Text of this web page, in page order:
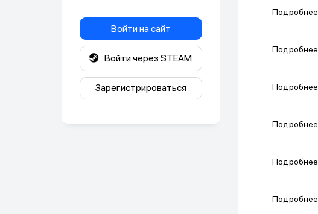
Подробнее
Подробнее
Подробнее
Подробнее
Подробнее
Подробнее
Войти на сайт
Войти через STEAM
Зарегистрироваться